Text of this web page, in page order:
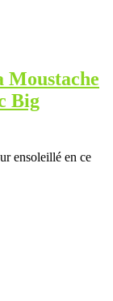
Moustache
Big
ensoleillé en ce